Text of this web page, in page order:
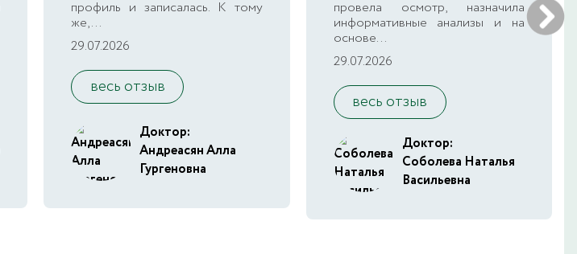
профиль и записалась. К тому
же,...
29.07.2026
весь отзыв
Доктор:
Андреасян Алла
Гургеновна
провела осмотр, назначила
информативные анализы и на
основе...
29.07.2026
весь отзыв
Доктор:
Соболева Наталья
Васильевна